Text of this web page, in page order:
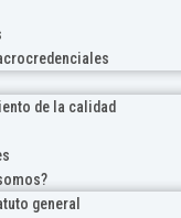
de la calidad
general